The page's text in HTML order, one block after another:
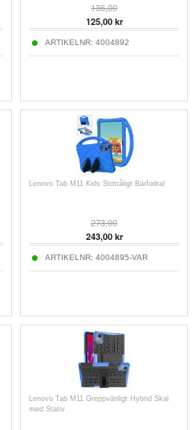
136,00
125,00kr
ARTIKELNR: 4004892
Lenovo Tab M11 Kids Stöttåligt Bärfodral
273,00
243,00kr
ARTIKELNR: 4004895-VAR
Lenovo Tab M11 Greppvänligt Hybrid Skal
med Stativ